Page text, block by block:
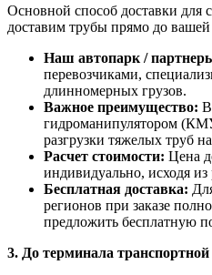
Основной способ доставки для
доставим трубы прямо до
Наш автопарк /
перевозчиками,
длинномерных грузов.
Важное преимущество:
гидроманипулятором
разгрузки тяжелых труб
Расчет стоимости: Цена
индивидуально, исходя
Бесплатная доставка:
регионов при заказе
предложить бесплатную
3. До терминала